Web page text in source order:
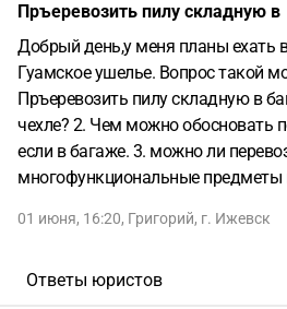
Пръеревозить пилу складную в
Добрый день,у меня планы ехать
Гуамское ушелье. Вопрос такой
Пръеревозить пилу складную в
чехле? 2. Чем можно обосновать
если в багаже. 3. можно ли
многофункциональные предметы
01 июня, 16:20, Григорий, г. Ижевск
Ответы юристов